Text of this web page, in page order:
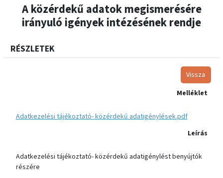
A közérdekű adatok megismerésére
irányuló igények intézésének rendje
RÉSZLETEK
Vissza
Melléklet
Adatkezelési tájékoztató- közérdekű adatigénylések.pdf
Leírás
Adatkezelési tájékoztató- közérdekű adatigénylést benyújtók
részére